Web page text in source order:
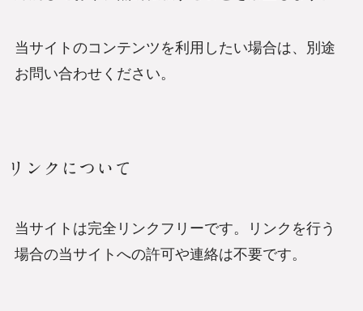
当サイトのコンテンツを利用したい場合は、別途
お問い合わせください。
リンクについて
当サイトは完全リンクフリーです。リンクを行う
場合の当サイトへの許可や連絡は不要です。